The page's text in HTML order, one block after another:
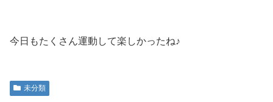
今日もたくさん運動して楽しかったね♪
未分類